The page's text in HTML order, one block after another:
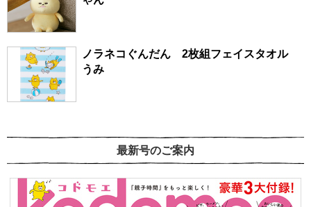
ノラネコぐんだん 2枚組フェイスタオル
うみ
最新号のご案内